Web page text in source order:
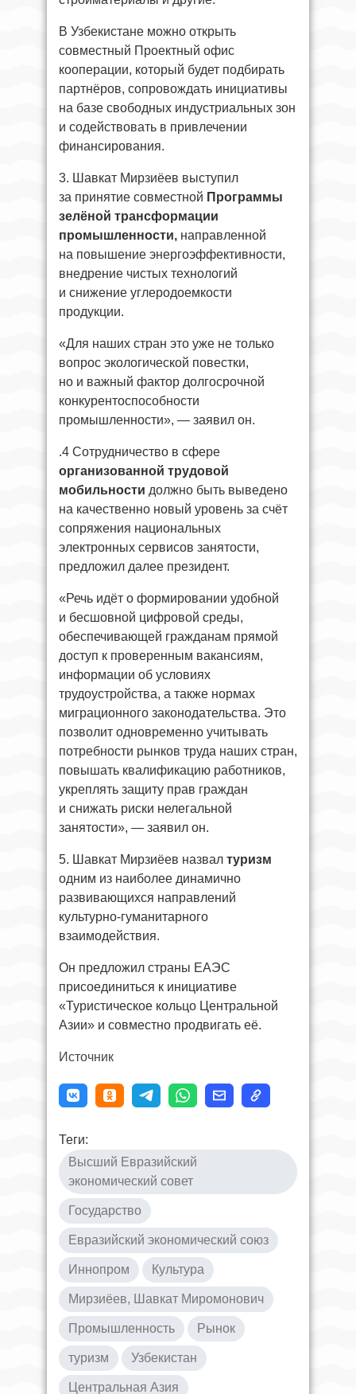
В Узбекистане можно открыть
совместный Проектный офис
кооперации, который будет подбирать
партнёров, сопровождать инициативы
на базе свободных индустриальных зон
и содействовать в привлечении
финансирования.
3. Шавкат Мирзиёев выступил
за принятие совместной Программы
зелёной трансформации
промышленности, направленной
на повышение энергоэффективности,
внедрение чистых технологий
и снижение углеродоемкости
продукции.
«Для наших стран это уже не только
вопрос экологической повестки,
но и важный фактор долгосрочной
конкурентоспособности
промышленности», — заявил он.
.4 Сотрудничество в сфере
организованной трудовой
мобильности должно быть выведено
на качественно новый уровень за счёт
сопряжения национальных
электронных сервисов занятости,
предложил далее президент.
«Речь идёт о формировании удобной
и бесшовной цифровой среды,
обеспечивающей гражданам прямой
доступ к проверенным вакансиям,
информации об условиях
трудоустройства, а также нормах
миграционного законодательства. Это
позволит одновременно учитывать
потребности рынков труда наших стран,
повышать квалификацию работников,
укреплять защиту прав граждан
и снижать риски нелегальной
занятости», — заявил он.
5. Шавкат Мирзиёев назвал туризм
одним из наиболее динамично
развивающихся направлений
культурно-гуманитарного
взаимодействия.
Он предложил страны ЕАЭС
присоединиться к инициативе
«Туристическое кольцо Центральной
Азии» и совместно продвигать её.
Источник
Теги:
Высший Евразийский
экономический совет
Государство
Евразийский экономический союз
Иннопром Культура
Мирзиёев, Шавкат Миромонович
Промышленность Рынок
туризм Узбекистан
Центральная Азия